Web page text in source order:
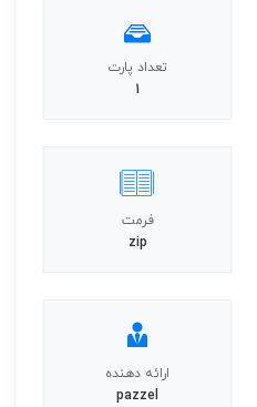
تعداد پارت
1
فرمت
zip
ارائه دهنده
pazzel